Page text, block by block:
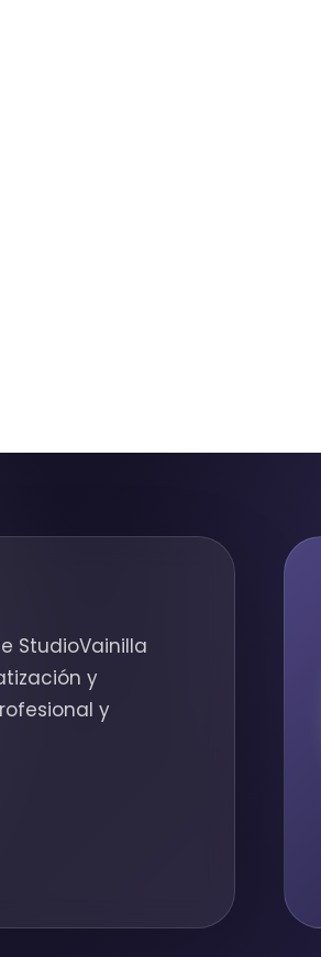
StudioVainilla
y
y